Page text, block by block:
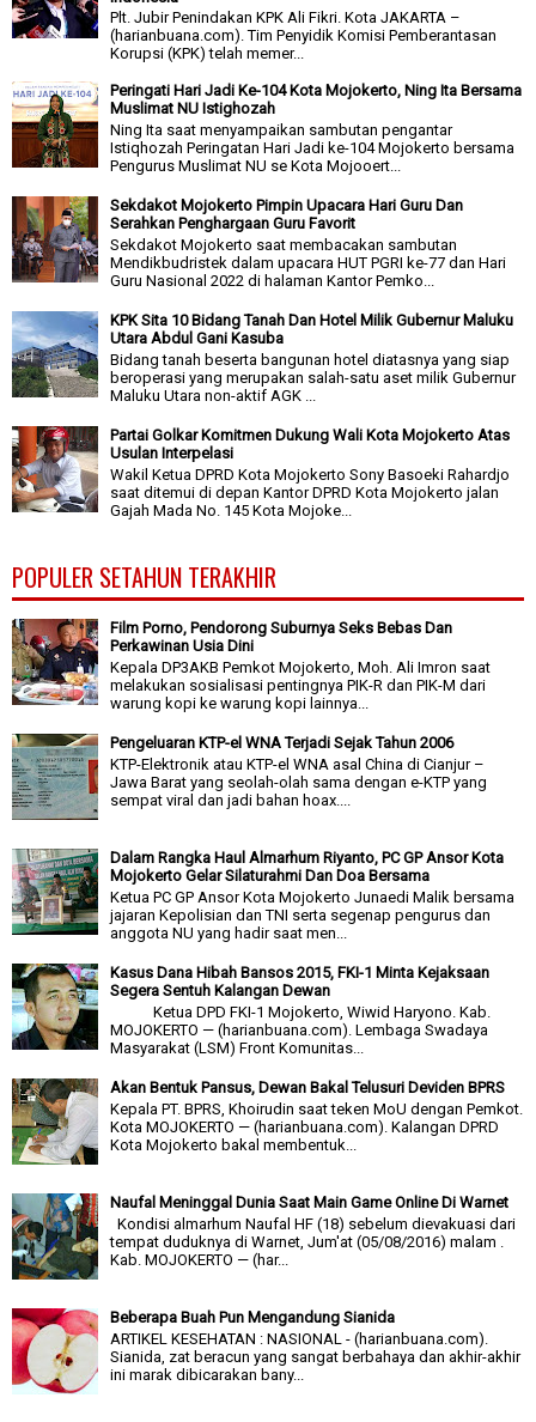
Plt. Jubir Penindakan KPK Ali Fikri. Kota JAKARTA –
(harianbuana.com). Tim Penyidik Komisi Pemberantasan
Korupsi (KPK) telah memer...
Peringati Hari Jadi Ke-104 Kota Mojokerto, Ning Ita Bersama
Muslimat NU Istighozah
Ning Ita saat menyampaikan sambutan pengantar
Istiqhozah Peringatan Hari Jadi ke-104 Mojokerto bersama
Pengurus Muslimat NU se Kota Mojooert...
Sekdakot Mojokerto Pimpin Upacara Hari Guru Dan
Serahkan Penghargaan Guru Favorit
Sekdakot Mojokerto saat membacakan sambutan
Mendikbudristek dalam upacara HUT PGRI ke-77 dan Hari
Guru Nasional 2022 di halaman Kantor Pemko...
KPK Sita 10 Bidang Tanah Dan Hotel Milik Gubernur Maluku
Utara Abdul Gani Kasuba
Bidang tanah beserta bangunan hotel diatasnya yang siap
beroperasi yang merupakan salah-satu aset milik Gubernur
Maluku Utara non-aktif AGK ...
Partai Golkar Komitmen Dukung Wali Kota Mojokerto Atas
Usulan Interpelasi
Wakil Ketua DPRD Kota Mojokerto Sony Basoeki Rahardjo
saat ditemui di depan Kantor DPRD Kota Mojokerto jalan
Gajah Mada No. 145 Kota Mojoke...
POPULER SETAHUN TERAKHIR
Film Porno, Pendorong Suburnya Seks Bebas Dan
Perkawinan Usia Dini
Kepala DP3AKB Pemkot Mojokerto, Moh. Ali Imron saat
melakukan sosialisasi pentingnya PIK-R dan PIK-M dari
warung kopi ke warung kopi lainnya...
Pengeluaran KTP-el WNA Terjadi Sejak Tahun 2006
KTP-Elektronik atau KTP-el WNA asal China di Cianjur –
Jawa Barat yang seolah-olah sama dengan e-KTP yang
sempat viral dan jadi bahan hoax....
Dalam Rangka Haul Almarhum Riyanto, PC GP Ansor Kota
Mojokerto Gelar Silaturahmi Dan Doa Bersama
Ketua PC GP Ansor Kota Mojokerto Junaedi Malik bersama
jajaran Kepolisian dan TNI serta segenap pengurus dan
anggota NU yang hadir saat men...
Kasus Dana Hibah Bansos 2015, FKI-1 Minta Kejaksaan
Segera Sentuh Kalangan Dewan
Ketua DPD FKI-1 Mojokerto, Wiwid Haryono. Kab.
MOJOKERTO — (harianbuana.com). Lembaga Swadaya
Masyarakat (LSM) Front Komunitas...
Akan Bentuk Pansus, Dewan Bakal Telusuri Deviden BPRS
Kepala PT. BPRS, Khoirudin saat teken MoU dengan Pemkot.
Kota MOJOKERTO — (harianbuana.com). Kalangan DPRD
Kota Mojokerto bakal membentuk...
Naufal Meninggal Dunia Saat Main Game Online Di Warnet
Kondisi almarhum Naufal HF (18) sebelum dievakuasi dari
tempat duduknya di Warnet, Jum'at (05/08/2016) malam .
Kab. MOJOKERTO — (har...
Beberapa Buah Pun Mengandung Sianida
ARTIKEL KESEHATAN : NASIONAL - (harianbuana.com).
Sianida, zat beracun yang sangat berbahaya dan akhir-akhir
ini marak dibicarakan bany...